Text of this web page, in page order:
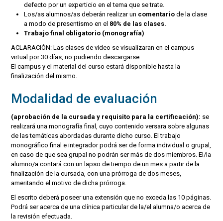
defecto por un experticio en el tema que se trate.
Los/as alumnos/as deberán realizar un comentario de la clase
a modo de presentismo en el 80% de las clases.
Trabajo final obligatorio (monografía)
ACLARACIÓN: Las clases de video se visualizaran en el campus
virtual por 30 días, no pudiendo descargarse
El campus y el material del curso estará disponible hasta la
finalización del mismo.
Modalidad de evaluación
(aprobación de la cursada y requisito para la certificación): se
realizará una monografía final, cuyo contenido versara sobre algunas
de las temáticas abordadas durante dicho curso. El trabajo
monográfico final e integrador podrá ser de forma individual o grupal,
en caso de que sea grupal no podrán ser más de dos miembros. El/la
alumno/a contará con un lapso de tiempo de un mes a partir de la
finalización de la cursada, con una prórroga de dos meses,
ameritando el motivo de dicha prórroga.
El escrito deberá poseer una extensión que no exceda las 10 páginas.
Podrá ser acerca de una clínica particular de la/el alumna/o acerca de
la revisión efectuada.